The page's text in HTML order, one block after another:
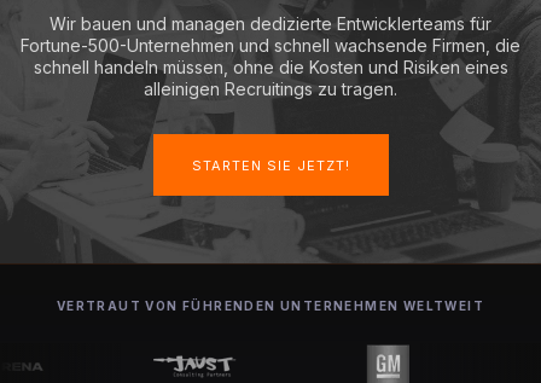
STARTEN SIE JETZT
Wir bauen und managen dedizierte Entwicklerteams für
Fortune-500-Unternehmen und schnell wachsende Firmen, die
schnell handeln müssen, ohne die Kosten und Risiken eines
alleinigen Recruitings zu tragen.
STARTEN SIE JETZT!
VERTRAUT VON FÜHRENDEN UNTERNEHMEN WELTWEIT